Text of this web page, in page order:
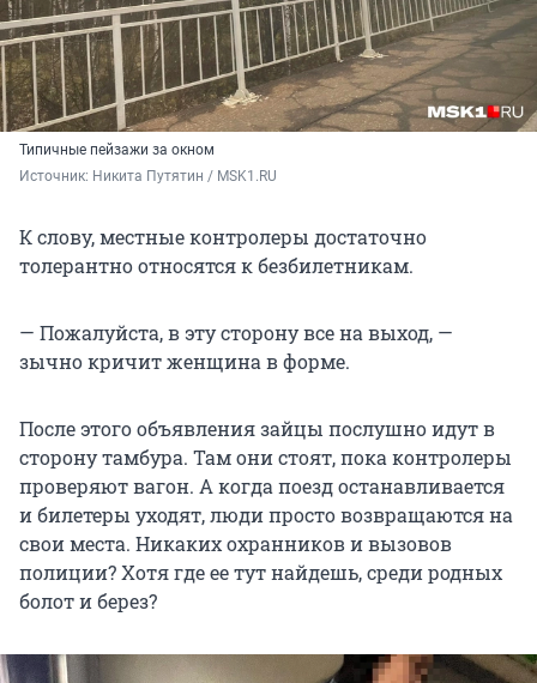
Типичные пейзажи за окном
Источник: Никита Путятин / MSK1.RU
К слову, местные контролеры достаточно
толерантно относятся к безбилетникам.
— Пожалуйста, в эту сторону все на выход, —
зычно кричит женщина в форме.
После этого объявления зайцы послушно идут в
сторону тамбура. Там они стоят, пока контролеры
проверяют вагон. А когда поезд останавливается
и билетеры уходят, люди просто возвращаются на
свои места. Никаких охранников и вызовов
полиции? Хотя где ее тут найдешь, среди родных
болот и берез?